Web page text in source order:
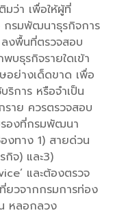
ว่า เพื่อให้ผู้ที่
รมพัฒนาธุรกิจการ
ลงพื้นที่ตรวจสอบ
บธุรกิจรายใดเข้า
อย่างเด็ดขาด เพื่อ
ริการ หรือจำเป็น
าย ควรตรวจสอบ
องที่กรมพัฒนา
งทาง 1) สายด่วน
จ) และ3)
และต้องตรวจ
ยวจากกรมการท่อง
หลอกลวง